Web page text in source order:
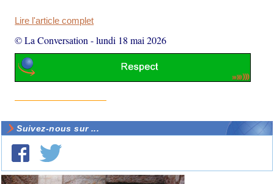
Lire l'article complet
© La Conversation -lundi 18 mai 2026
Suivez-nous sur ...